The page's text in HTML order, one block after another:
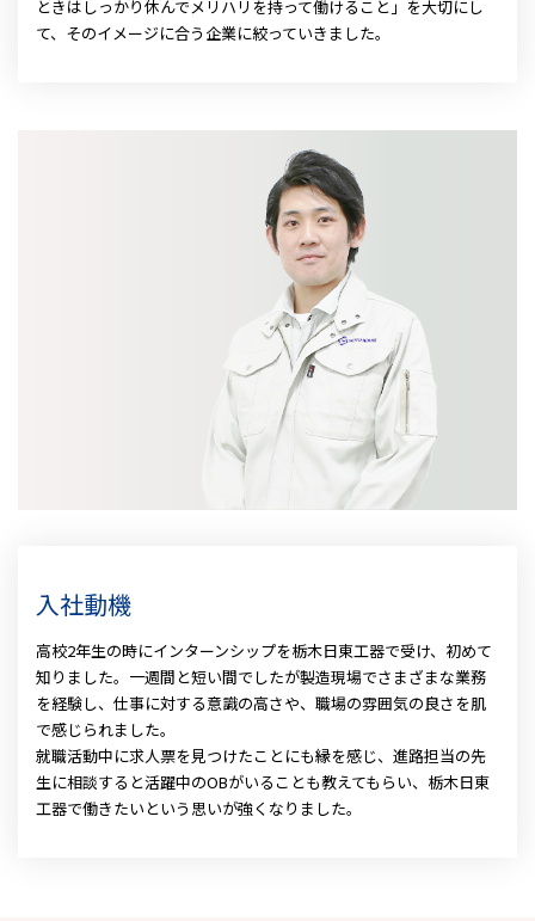
ときはしっかり休んでメリハリを持って働けること」を大切にし
て、そのイメージに合う企業に絞っていきました。
入社動機
高校2年生の時にインターンシップを栃木日東工器で受け、初めて
知りました。一週間と短い間でしたが製造現場でさまざまな業務
を経験し、仕事に対する意識の高さや、職場の雰囲気の良さを肌
で感じられました。
就職活動中に求人票を見つけたことにも縁を感じ、進路担当の先
生に相談すると活躍中のOBがいることも教えてもらい、栃木日東
工器で働きたいという思いが強くなりました。